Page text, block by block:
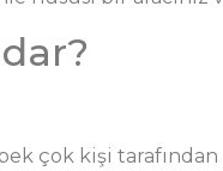
çok kişi